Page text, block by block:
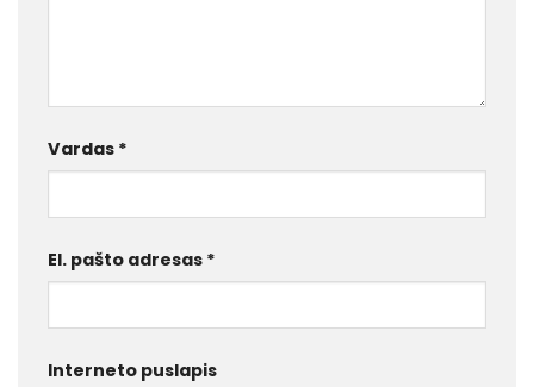
Vardas *
El. pašto adresas *
Interneto puslapis